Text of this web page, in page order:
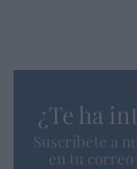
¿Te ha
Suscríbete a
en tu correo